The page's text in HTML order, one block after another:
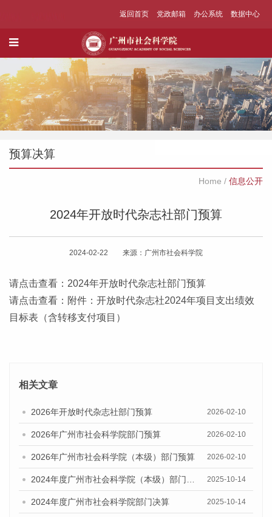
返回首页 党政邮箱 办公系统 数据中心
预算决算
Home / 信息公开
2024年开放时代杂志社部门预算
2024-02-22 来源：广州市社会科学院
请点击查看：2024年开放时代杂志社部门预算
请点击查看：附件：开放时代杂志社2024年项目支出绩效
目标表（含转移支付项目）
相关文章
2026年开放时代杂志社部门预算 2026-02-10
2026年广州市社会科学院部门预算 2026-02-10
2026年广州市社会科学院（本级）部门预算 2026-02-10
2025-10-14
2024年度广州市社会科学院部门决算 2025-10-14